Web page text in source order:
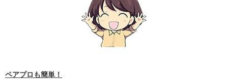
ペアプロも簡単！